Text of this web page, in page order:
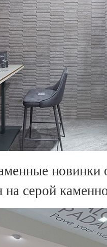
новинки
серой